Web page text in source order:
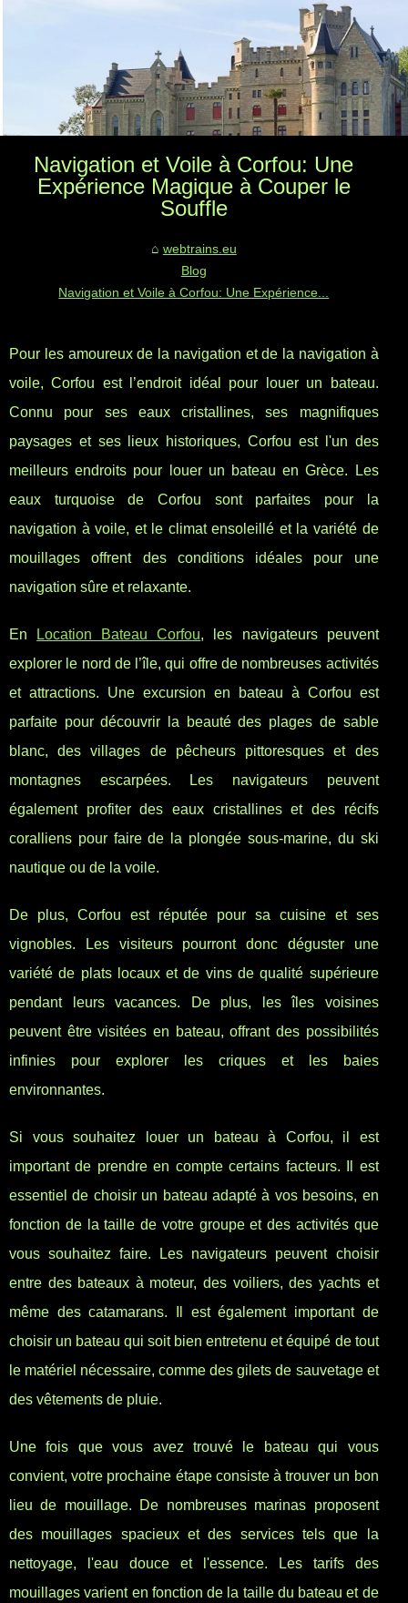
Navigation et Voile à Corfou: Une
Expérience Magique à Couper le
Souffle
webtrains.eu
Blog
Navigation et Voile à Corfou: Une Expérience...
Pour les amoureux de la navigation et de la navigation à
voile, Corfou est l’endroit idéal pour louer un bateau.
Connu pour ses eaux cristallines, ses magnifiques
paysages et ses lieux historiques, Corfou est l'un des
meilleurs endroits pour louer un bateau en Grèce. Les
eaux turquoise de Corfou sont parfaites pour la
navigation à voile, et le climat ensoleillé et la variété de
mouillages offrent des conditions idéales pour une
navigation sûre et relaxante.
En Location Bateau Corfou, les navigateurs peuvent
explorer le nord de l’île, qui offre de nombreuses activités
et attractions. Une excursion en bateau à Corfou est
parfaite pour découvrir la beauté des plages de sable
blanc, des villages de pêcheurs pittoresques et des
montagnes escarpées. Les navigateurs peuvent
également profiter des eaux cristallines et des récifs
coralliens pour faire de la plongée sous-marine, du ski
nautique ou de la voile.
De plus, Corfou est réputée pour sa cuisine et ses
vignobles. Les visiteurs pourront donc déguster une
variété de plats locaux et de vins de qualité supérieure
pendant leurs vacances. De plus, les îles voisines
peuvent être visitées en bateau, offrant des possibilités
infinies pour explorer les criques et les baies
environnantes.
Si vous souhaitez louer un bateau à Corfou, il est
important de prendre en compte certains facteurs. Il est
essentiel de choisir un bateau adapté à vos besoins, en
fonction de la taille de votre groupe et des activités que
vous souhaitez faire. Les navigateurs peuvent choisir
entre des bateaux à moteur, des voiliers, des yachts et
même des catamarans. Il est également important de
choisir un bateau qui soit bien entretenu et équipé de tout
le matériel nécessaire, comme des gilets de sauvetage et
des vêtements de pluie.
Une fois que vous avez trouvé le bateau qui vous
convient, votre prochaine étape consiste à trouver un bon
lieu de mouillage. De nombreuses marinas proposent
des mouillages spacieux et des services tels que la
nettoyage, l'eau douce et l'essence. Les tarifs des
mouillages varient en fonction de la taille du bateau et de